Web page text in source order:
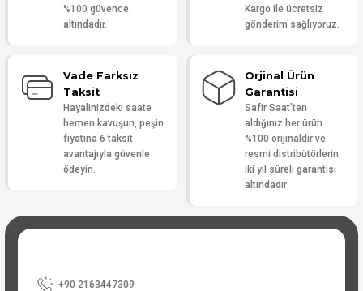
%100 güvence
altındadır.
Kargo ile ücretsiz
gönderim sağlıyoruz.
Vade Farksız
Taksit
Hayalinizdeki saate
hemen kavuşun, peşin
fiyatına 6 taksit
avantajıyla güvenle
ödeyin.
Orjinal Ürün
Garantisi
Safir Saat'ten
aldığınız her ürün
%100 orijinaldir ve
resmi distribütörlerin
iki yıl süreli garantisi
altındadır
+90 2163447309